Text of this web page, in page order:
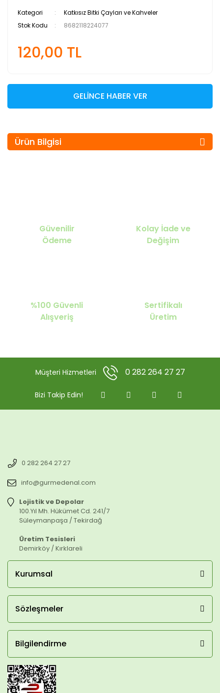
Kategori
Katkısız Bitki Çayları ve Kahveler
Stok Kodu
8682118224077
120,00 TL
GELİNCE HABER VER
Ürün Bilgisi
Güvenilir
Ödeme
Kolay İade ve
Değişim
%100 Güvenli
Alışveriş
Sertifikalı
Üretim
Müşteri Hizmetleri 0 282 264 27 27
Bizi Takip Edin!
0 282 264 27 27
info@gurmedenal.com
Lojistik ve Depolar
100.Yıl Mh. Hükümet Cd. 241/7
Süleymanpaşa / Tekirdağ
Üretim Tesisleri
Demirköy / Kırklareli
Kurumsal
Sözleşmeler
Bilgilendirme